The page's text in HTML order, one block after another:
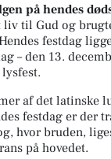
på hendes
liv til Gud og
Hendes festdag
– den 13.
af det latinske
festdag er der
hvor bruden,
på hovedet.